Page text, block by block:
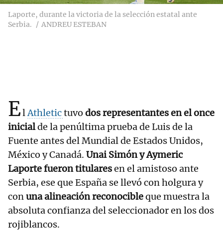
Laporte, durante la victoria de la selección estatal ante
Serbia.
ANDREU ESTEBAN
ElAthletictuvo dos representantes en el once
inicialde la penúltima prueba de Luis de la
Fuente antes del Mundial de Estados Unidos,
México y Canadá. Unai Simón y Aymeric
Laporte fueron titularesen el amistoso ante
Serbia, ese que España se llevó con holgura y
conuna alineación reconocibleque muestra la
absoluta confianza del seleccionador en los dos
rojiblancos.